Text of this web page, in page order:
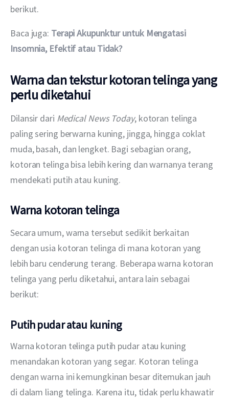
berikut.
Baca juga: Terapi Akupunktur untuk Mengatasi
Insomnia, Efektif atau Tidak?
Warna dan tekstur kotoran telinga yang
perlu diketahui
Dilansir dari Medical News Today, kotoran telinga
paling sering berwarna kuning, jingga, hingga coklat
muda, basah, dan lengket. Bagi sebagian orang,
kotoran telinga bisa lebih kering dan warnanya terang
mendekati putih atau kuning.
Warna kotoran telinga
Secara umum, warna tersebut sedikit berkaitan
dengan usia kotoran telinga di mana kotoran yang
lebih baru cenderung terang. Beberapa warna kotoran
telinga yang perlu diketahui, antara lain sebagai
berikut:
Putih pudar atau kuning
Warna kotoran telinga putih pudar atau kuning
menandakan kotoran yang segar. Kotoran telinga
dengan warna ini kemungkinan besar ditemukan jauh
di dalam liang telinga. Karena itu, tidak perlu khawatir